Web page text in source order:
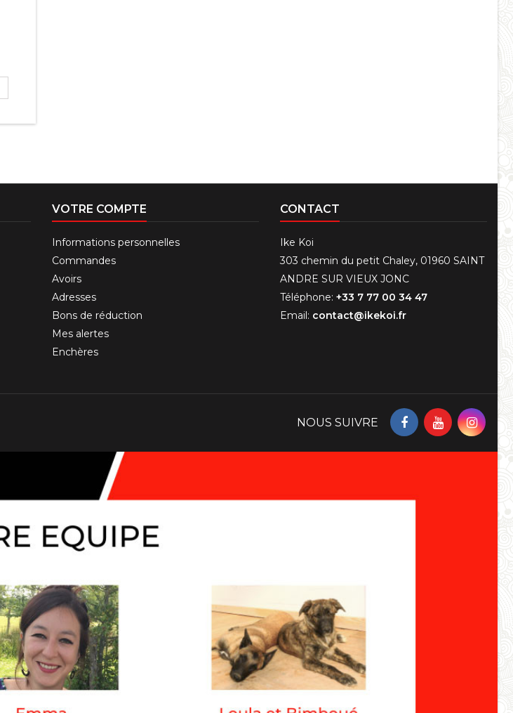
VOTRE COMPTE
Informations personnelles
Commandes
Avoirs
Adresses
Bons de réduction
Mes alertes
Enchères
CONTACT
Ike Koi
303 chemin du petit Chaley, 01960 SAINT
ANDRE SUR VIEUX JONC
Téléphone: +33 7 77 00 34 47
Email: contact@ikekoi.fr
NOUS SUIVRE